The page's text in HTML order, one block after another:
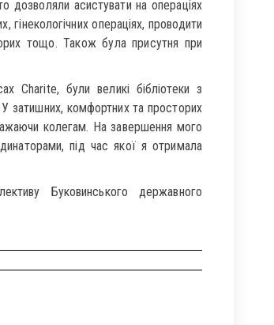
дозволяли асистувати на операціях
операціях, проводити
тощо. Також була присутня при
Charite, були великі бібліотеки з
затишних, комфортних та просторих
колегам. На завершення мого
під час якої я отримала
Буковинського державного